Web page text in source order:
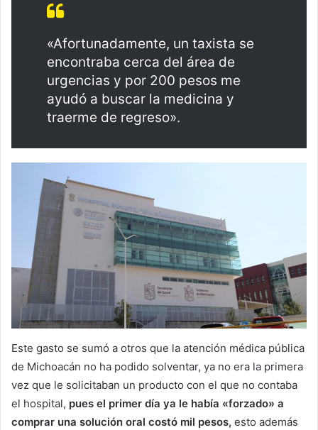
«Afortunadamente, un taxista se
encontraba cerca del área de
urgencias y por 200 pesos me
ayudó a buscar la medicina y
traerme de regreso».
Este gasto se sumó a otros que la atención médica pública
de Michoacán no ha podido solventar, ya no era la primera
vez que le solicitaban un producto con el que no contaba
el hospital, pues el primer día ya le había «forzado» a
comprar una solución oral costó mil pesos, esto además